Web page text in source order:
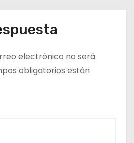
electrónico no será
obligatorios están